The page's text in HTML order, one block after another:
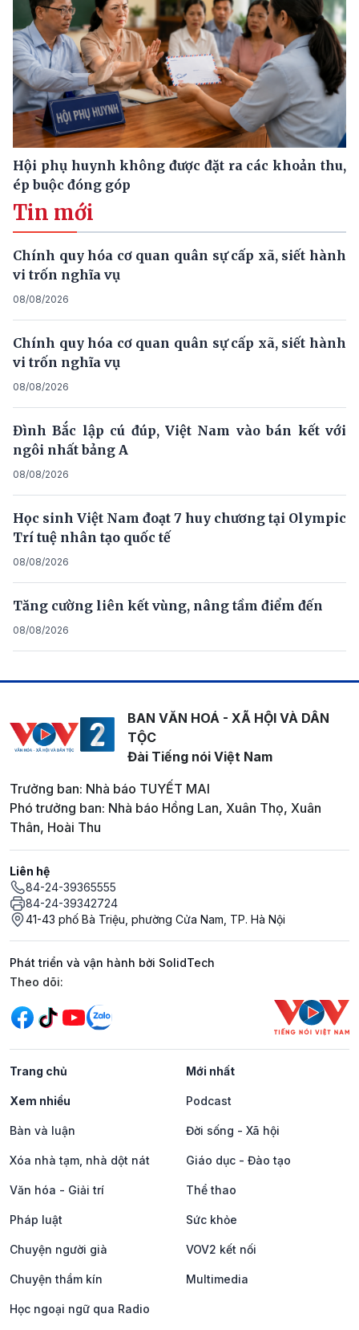
Hội phụ huynh không được đặt ra các khoản thu,
ép buộc đóng góp
Tin mới
Chính quy hóa cơ quan quân sự cấp xã, siết hành
vi trốn nghĩa vụ
08/08/2026
Chính quy hóa cơ quan quân sự cấp xã, siết hành
vi trốn nghĩa vụ
08/08/2026
Đình Bắc lập cú đúp, Việt Nam vào bán kết với
ngôi nhất bảng A
08/08/2026
Học sinh Việt Nam đoạt 7 huy chương tại Olympic
Trí tuệ nhân tạo quốc tế
08/08/2026
Tăng cường liên kết vùng, nâng tầm điểm đến
08/08/2026
BAN VĂN HOÁ - XÃ HỘI VÀ DÂN
TỘC
Đài Tiếng nói Việt Nam
Trưởng ban: Nhà báo TUYẾT MAI
Phó trưởng ban: Nhà báo Hồng Lan, Xuân Thọ, Xuân
Thân, Hoài Thu
Liên hệ
84-24-39365555
84-24-39342724
41-43 phố Bà Triệu, phường Cửa Nam, TP. Hà Nội
Phát triển và vận hành bởi SolidTech
Mạng xã hội
Theo dõi:
Trang chủ Mới nhất
Xem nhiều Podcast
Bàn và luận Đời sống - Xã hội
Xóa nhà tạm, nhà dột nát Giáo dục - Đào tạo
Văn hóa - Giải trí Thể thao
Pháp luật Sức khỏe
Chuyện người già VOV2 kết nối
Chuyện thầm kín Multimedia
Học ngoại ngữ qua Radio